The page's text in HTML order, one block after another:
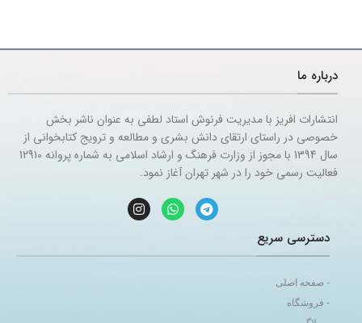
درباره ما
انتشارات افریز با مدیریت فرنوش استاد لطفی به عنوان ناشر بخش
خصوصی در راستای ارتقای دانش بشری و مطالعه و ترویج کتابخوانی از
سال 1394 با مجوز از وزارت فرهنگ و ارشاد اسلامی به شماره پروانه 12910
فعالیت رسمی خود را در شهر تهران آغاز نمود.
دسترسی سریع
- صفحه اصلی
- فروشگاه